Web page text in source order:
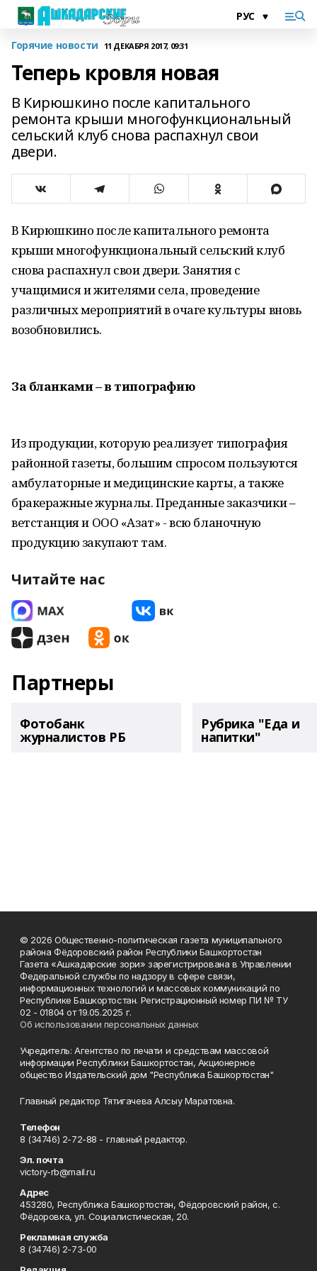
Горячие новости 11 ДЕКАБРЯ 2017, 09:31
Теперь кровля новая
В Кирюшкино после капитального
ремонта крыши многофункциональный
сельский клуб снова распахнул свои
двери.
В Кирюшкино после капитального ремонта
крыши многофункциональный сельский клуб
снова распахнул свои двери. Занятия с
учащимися и жителями села, проведение
различных мероприятий в очаге культуры вновь
возобновились.
За бланками – в типографию
Из продукции, которую реализует типография
районной газеты, большим спросом пользуются
амбулаторные и медицинские карты, а также
бракеражные журналы. Преданные заказчики –
ветстанция и ООО «Азат» - всю бланочную
продукцию закупают там.
Читайте нас
Партнеры
Фотобанк
журналистов РБ
Рубрика "Еда и
напитки"
© 2026 Общественно-политическая газета муниципального
района Фёдоровский район Республики Башкортостан
Газета «Ашкадарские зори» зарегистрирована в Управлении
Федеральной службы по надзору в сфере связи,
информационных технологий и массовых коммуникаций по
Республике Башкортостан. Регистрационный номер ПИ № ТУ
02 - 01804 от 19.05.2025 г.
Об использовании персональных данных
Учредитель: Агентство по печати и средствам массовой
информации Республики Башкортостан, Акционерное
общество Издательский дом "Республика Башкортостан"
Главный редактор Тятигачева Алсыу Маратовна.
Телефон
8 (34746) 2-72-88 - главный редактор.
Эл. почта
victory-rb@mail.ru
Адрес
453280, Республика Башкортостан, Фёдоровский район, с.
Фёдоровка, ул. Социалистическая, 20.
Рекламная служба
8 (34746) 2-73-00